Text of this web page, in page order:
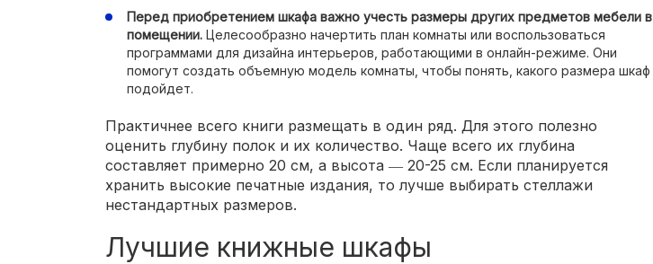
Перед приобретением шкафа важно учесть размеры других предметов мебели в
помещении. Целесообразно начертить план комнаты или воспользоваться
программами для дизайна интерьеров, работающими в онлайн-режиме. Они
помогут создать объемную модель комнаты, чтобы понять, какого размера шкаф
подойдет.
Практичнее всего книги размещать в один ряд. Для этого полезно
оценить глубину полок и их количество. Чаще всего их глубина
составляет примерно 20 см, а высота ― 20-25 см. Если планируется
хранить высокие печатные издания, то лучше выбирать стеллажи
нестандартных размеров.
Лучшие книжные шкафы